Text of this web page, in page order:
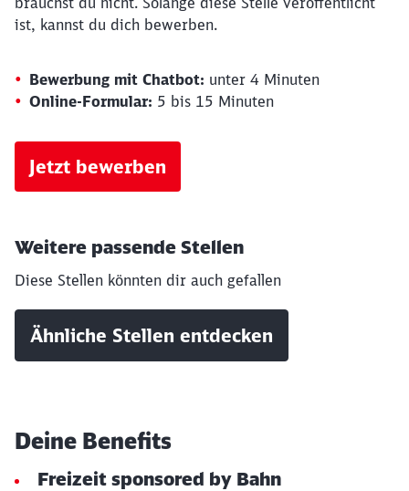
ist, kannst du dich bewerben.
Bewerbung mit Chatbot: unter 4 Minuten
Online-Formular: 5 bis 15 Minuten
Jetzt bewerben
Weitere passende Stellen
Diese Stellen könnten dir auch gefallen
Ähnliche Stellen entdecken
Deine Benefits
Freizeit sponsored by Bahn
Möchten Sie zuweitergeleitet
werden?
Abbrechen Weiter